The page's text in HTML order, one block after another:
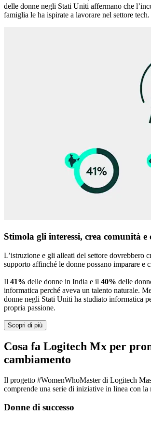
delle donne negli Stati Uniti affermano che
famiglia le ha ispirate a lavorare nel settore tech.
Stimola gli interessi, crea comunità
L’istruzione e gli alleati del settore dovrebbero
supporto affinché le donne possano imparare e
Il 41% delle donne in India e il 40% delle
informatica perché aveva un talento naturale.
donne negli Stati Uniti ha studiato informatica
propria passione.
Scopri di più
Cosa fa Logitech Mx per
cambiamento
Il progetto #WomenWhoMaster di Logitech
comprende una serie di iniziative in linea con la
Donne di successo